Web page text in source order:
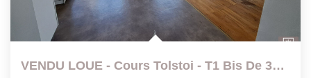
VENDU LOUE - Cours Tolstoi - T1 Bis De 37 M2 En Étage Élevé